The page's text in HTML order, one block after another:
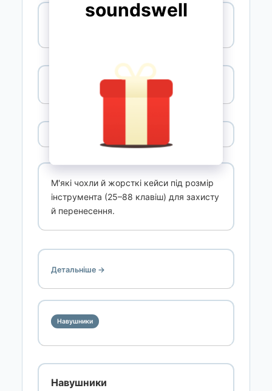
Чохли та кейси
М'які чохли й жорсткі кейси під розмір
інструмента (25–88 клавіш) для захисту
й перенесення.
Детальніше →
Навушники
Навушники